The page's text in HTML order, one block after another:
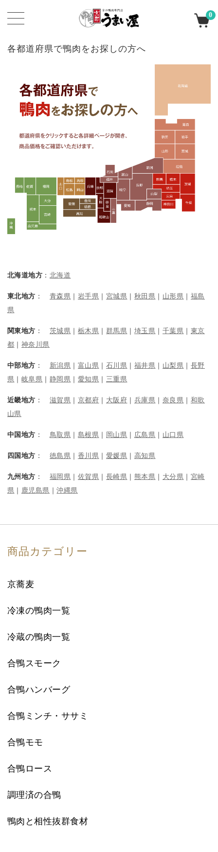
0
各都道府県で鴨肉をお探しの方へ
北海道地方 ： 北海道
東北地方 ： 青森県 岩手県 宮城県 秋田県 山形県
福島
県
関東地方 ： 茨城県 栃木県 群馬県 埼玉県 千葉県
東京
都
神奈川県
中部地方 ： 新潟県 富山県 石川県 福井県 山梨県
長野
県
岐阜県 静岡県 愛知県 三重県
近畿地方 ： 滋賀県 京都府 大阪府 兵庫県 奈良県
和歌
山県
中国地方 ： 鳥取県 島根県 岡山県 広島県 山口県
四国地方 ： 徳島県 香川県 愛媛県 高知県
九州地方 ： 福岡県 佐賀県 長崎県 熊本県 大分県
宮崎
県
鹿児島県 ｜沖縄県
商品カテゴリー
京蕎麦
冷凍の鴨肉一覧
冷蔵の鴨肉一覧
合鴨スモーク
合鴨ハンバーグ
合鴨ミンチ・ササミ
合鴨モモ
合鴨ロース
調理済の合鴨
鴨肉と相性抜群食材